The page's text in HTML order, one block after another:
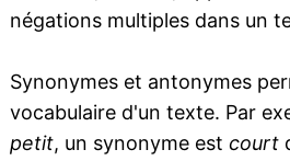
négations multiples dans un
Synonymes et antonymes
vocabulaire d'un texte. Par
petit, un synonyme est court